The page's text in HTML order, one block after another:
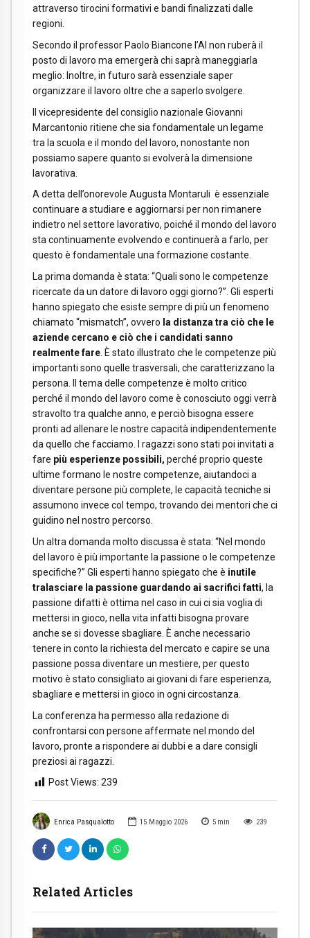
Enrica Pasqualotto 15 Maggio 2026 5 min 239
Related Articles
attraverso tirocini formativi e bandi finalizzati dalle
regioni.
Secondo il professor Paolo Biancone l’AI non ruberà il
posto di lavoro ma emergerà chi saprà maneggiarla
meglio: Inoltre, in futuro sarà essenziale saper
organizzare il lavoro oltre che a saperlo svolgere.
Il vicepresidente del consiglio nazionale Giovanni
Marcantonio ritiene che sia fondamentale un legame
tra la scuola e il mondo del lavoro, nonostante non
possiamo sapere quanto si evolverà la dimensione
lavorativa.
A detta dell’onorevole Augusta Montaruli è essenziale
continuare a studiare e aggiornarsi per non rimanere
indietro nel settore lavorativo, poiché il mondo del lavoro
sta continuamente evolvendo e continuerà a farlo, per
questo è fondamentale una formazione costante.
La prima domanda è stata: “Quali sono le competenze
ricercate da un datore di lavoro oggi giorno?”. Gli esperti
hanno spiegato che esiste sempre di più un fenomeno
chiamato “mismatch”, ovvero la distanza tra ciò che le
aziende cercano e ciò che i candidati sanno
realmente fare . È stato illustrato che le competenze più
importanti sono quelle trasversali, che caratterizzano la
persona. Il tema delle competenze è molto critico
perché il mondo del lavoro come è conosciuto oggi verrà
stravolto tra qualche anno, e perciò bisogna essere
pronti ad allenare le nostre capacità indipendentemente
da quello che facciamo. I ragazzi sono stati poi invitati a
fare più esperienze possibili, perché proprio queste
ultime formano le nostre competenze, aiutandoci a
diventare persone più complete, le capacità tecniche si
assumono invece col tempo, trovando dei mentori che ci
guidino nel nostro percorso.
Un altra domanda molto discussa è stata: “Nel mondo
del lavoro è più importante la passione o le competenze
specifiche?” Gli esperti hanno spiegato che è inutile
tralasciare la passione guardando ai sacrifici fatti, la
passione difatti è ottima nel caso in cui ci sia voglia di
mettersi in gioco, nella vita infatti bisogna provare
anche se si dovesse sbagliare. È anche necessario
tenere in conto la richiesta del mercato e capire se una
passione possa diventare un mestiere, per questo
motivo è stato consigliato ai giovani di fare esperienza,
sbagliare e mettersi in gioco in ogni circostanza.
La conferenza ha permesso alla redazione di
confrontarsi con persone affermate nel mondo del
lavoro, pronte a rispondere ai dubbi e a dare consigli
preziosi ai ragazzi.
Post Views: 239